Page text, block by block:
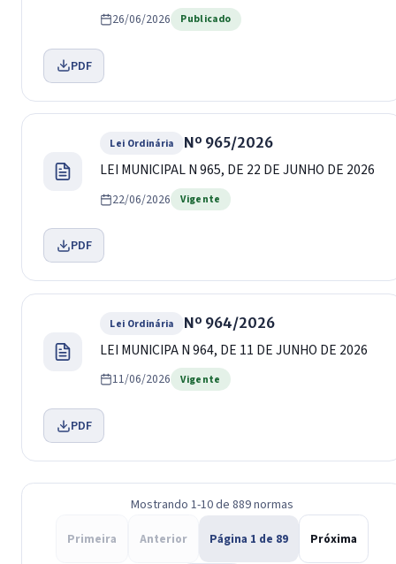
26/06/2026 Publicado
PDF
Lei Ordinária Nº 965/2026
LEI MUNICIPAL N 965, DE 22 DE JUNHO DE 2026
22/06/2026 Vigente
PDF
Lei Ordinária Nº 964/2026
LEI MUNICIPA N 964, DE 11 DE JUNHO DE 2026
11/06/2026 Vigente
PDF
Mostrando 1-10 de 889 normas
Primeira Anterior Página 1 de 89 Próxima